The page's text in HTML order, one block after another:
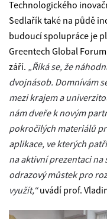
Technologického
Sedlařík také na půdě
budoucí spolupráce je
Greentech Global
září. „Říká se, že
dvojnásob. Domnívám
mezi krajem a
nám dveře k novým
pokročilých materiálů
aplikace, ve kterých
na aktivní prezentaci na
odrazový můstek pro
využít,“uvádí prof.